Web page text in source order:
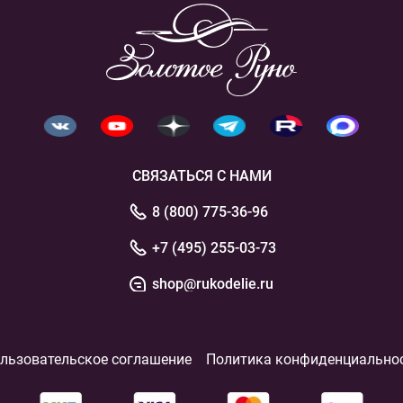
СВЯЗАТЬСЯ С НАМИ
8 (800) 775-36-96
+7 (495) 255-03-73
shop@rukodelie.ru
соглашение Политика